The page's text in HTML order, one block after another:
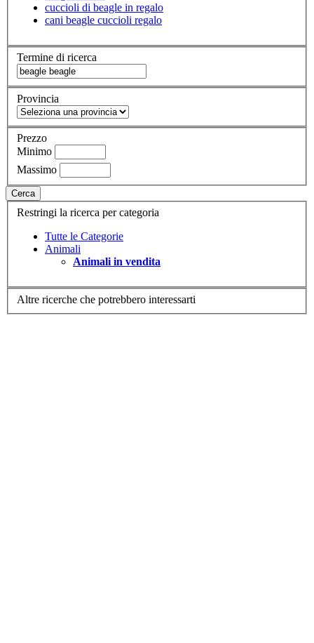
cuccioli di beagle in regalo
cani beagle cuccioli regalo
Termine di ricerca
Provincia
Prezzo
Minimo
Massimo
Cerca
Restringi la ricerca per categoria
Tutte le Categorie
Animali
Animali in vendita
Altre ricerche che potrebbero interessarti